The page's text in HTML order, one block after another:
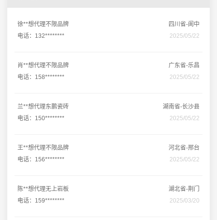
徐**想代理不限品牌
四川省-阆中
电话：132********
2025/05/22
肖**想代理不限品牌
广东省-乐昌
电话：158********
2025/05/22
兰**想代理东鹏瓷砖
湖南省-长沙县
电话：150********
2025/05/22
王**想代理不限品牌
河北省-邢台
电话：156********
2025/05/22
陈**想代理无上岩板
湖北省-荆门
电话：159********
2025/03/20